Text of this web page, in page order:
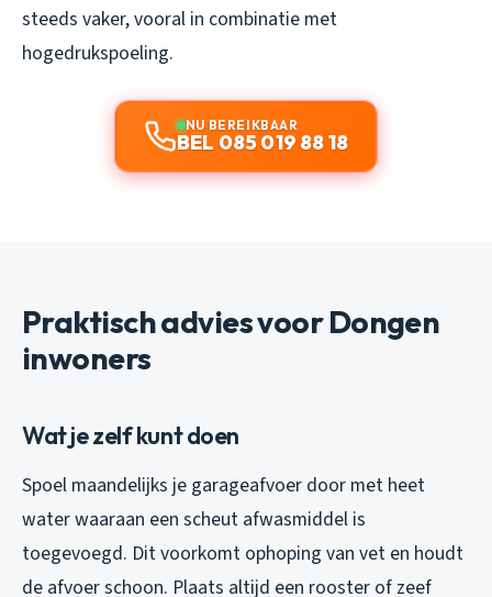
steeds vaker, vooral in combinatie met
hogedrukspoeling.
NU BEREIKBAAR
BEL 085 019 88 18
Praktisch advies voor Dongen
inwoners
Wat je zelf kunt doen
Spoel maandelijks je garageafvoer door met heet
water waaraan een scheut afwasmiddel is
toegevoegd. Dit voorkomt ophoping van vet en houdt
de afvoer schoon. Plaats altijd een rooster of zeef